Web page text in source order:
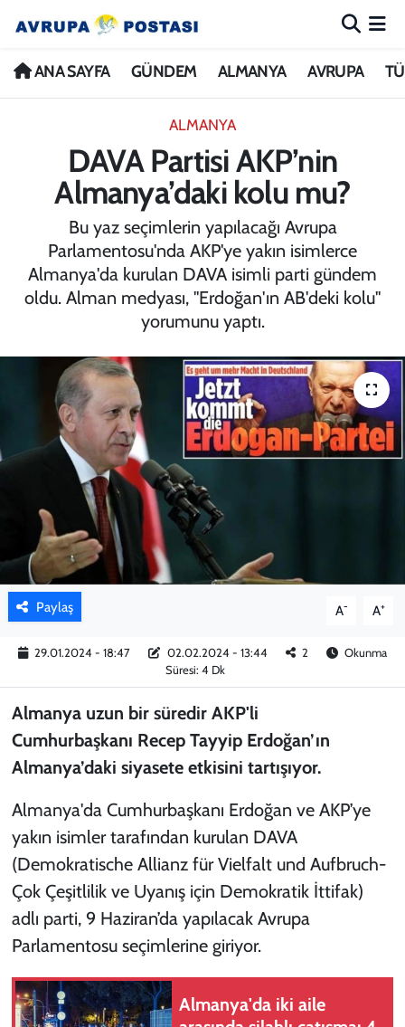
ANA SAYFA GÜNDEM ALMANYA AVRUPA
ALMANYA
DAVA Partisi AKP’nin
Almanya’daki kolu mu?
Bu yaz seçimlerin yapılacağı Avrupa
Parlamentosu'nda AKP'ye yakın isimlerce
Almanya'da kurulan DAVA isimli parti gündem
oldu. Alman medyası, "Erdoğan'ın AB'deki kolu"
yorumunu yaptı.
Paylaş A- A+
29.01.2024 - 18:47 02.02.2024 - 13:44 2
Okunma
Süresi: 4 Dk
Almanya uzun bir süredir AKP'li
Cumhurbaşkanı Recep Tayyip Erdoğan’ın
Almanya’daki siyasete etkisini tartışıyor.
Almanya'da Cumhurbaşkanı Erdoğan ve AKP’ye
yakın isimler tarafından kurulan DAVA
(Demokratische Allianz für Vielfalt und Aufbruch-
Çok Çeşitlilik ve Uyanış için Demokratik İttifak)
adlı parti, 9 Haziran’da yapılacak Avrupa
Parlamentosu seçimlerine giriyor.
Almanya'da iki aile
ANA SAYFA
ALMANYA
AVRUPA
TÜRKİYE
DÜNYA
SPOR
KADIN
YAZARLAR
Nöbetçi Eczaneler
İstanbul Namaz Vakitleri
Trafik Durumu
Avrupa Ligi Puan Durumu ve Fikstür
Tüm Manşetler
Haber Arşivi